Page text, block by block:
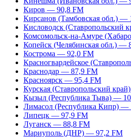
Киров — 90,8 FM
Кирсанов (Тамбовская обл.) —
Кисловодск (Ставропольский
Комсомольск-на-Амуре
Копейск (Челябинская обл.) —
Кострома — 92,0 FM
Красногвардейское
Краснодар — 87,9 FM
Красноярск — 95,4 FM
Курская (Ставропольский
Кызыл (Республика Тыва) —
Лимасол (Республика Кипр) —
Липецк — 97,9 FM
Луганск — 88,8 FM
Мариуполь (ДНР) — 97,2 FM